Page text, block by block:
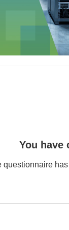
You have
questionnaire